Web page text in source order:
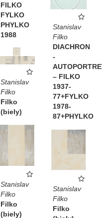
FILKO
FYLKO
PHYLKO
1988
Stanislav
Filko
DIACHRON
-
– FILKO
1937-
77+FYLKO
1978-
87+PHYLKO
Stanislav
Filko
Filko
(biely)
Stanislav
Filko
Filko
(biely)
Stanislav
Filko
Filko